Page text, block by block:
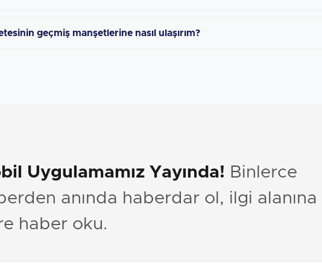
geçmiş manşetlerine nasıl ulaşırım?
Uygulamamız Yayında! Binlerce
anında haberdar ol, ilgi alanına
haber oku.